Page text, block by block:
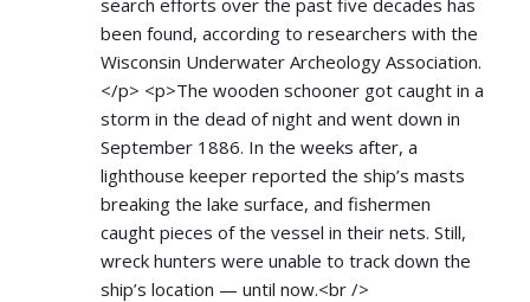
search efforts over the past five decades has
been found, according to researchers with the
Wisconsin Underwater Archeology Association.
</p> <p>The wooden schooner got caught in a
storm in the dead of night and went down in
September 1886. In the weeks after, a
lighthouse keeper reported the ship’s masts
breaking the lake surface, and fishermen
caught pieces of the vessel in their nets. Still,
wreck hunters were unable to track down the
ship’s location — until now.<br />